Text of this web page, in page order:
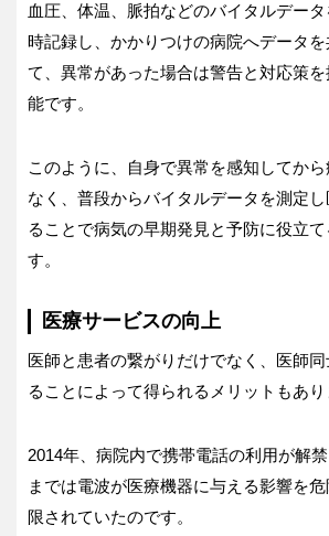
血圧、体温、脈拍などのバイタルデー
時記録し、かかりつけの病院へデータ
て、異常があった場合は警告と対応策
能です。
このように、自身で異常を感知してか
なく、普段からバイタルデータを測定
ることで病気の早期発見と予防に役立
す。
医療サービスの向上
医師と患者の繋がりだけでなく、医師同
ることによって得られるメリットもあり
2014年、病院内で携帯電話の利用が解
までは電波が医療機器に与える影響を
限されていたのです。